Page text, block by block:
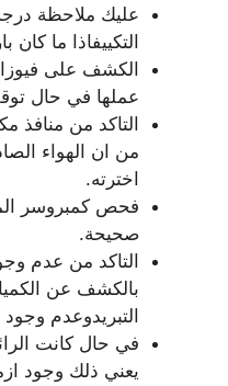
عليك ملاحظة
التكييفاذا ما
الكشف على
عملها في حال
التاكد من منافذ
من ان الهواء
اخترته.
فحص كمبروسر
صحيحة.
التاكد من عدم
بالكشف عن
التبريدوعدم
في حال كانت
يعني ذلك وجود